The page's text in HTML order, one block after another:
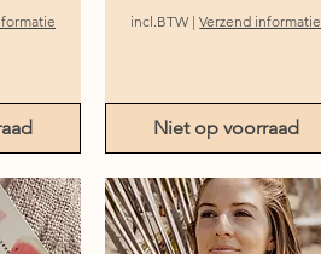
incl.BTW |Verzend informatie
Niet op voorraad